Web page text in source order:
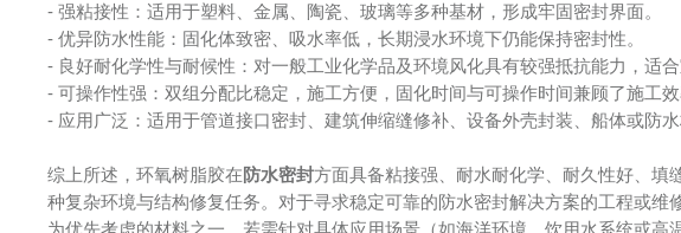
- 强粘接性：适用于塑料、金属、陶瓷、玻璃等多种基材，形成牢固密封界面。
- 优异防水性能：固化体致密、吸水率低，长期浸水环境下仍能保持密封性。
- 良好耐化学性与耐候性：对一般工业化学品及环境风化具有较强抵抗能力，适
- 可操作性强：双组分配比稳定，施工方便，固化时间与可操作时间兼顾了施工
- 应用广泛：适用于管道接口密封、建筑伸缩缝修补、设备外壳封装、船体或防水
综上所述，环氧树脂胶在 防水密封方面具备粘接强、耐水耐化学、耐久性好、填
种复杂环境与结构修复任务。对于寻求稳定可靠的防水密封解决方案的工程或
为优先考虑的材料之一。若需针对具体应用场景（如海洋环境、饮用水系统或